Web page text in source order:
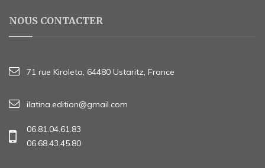
NOUS CONTACTER
71 rue Kiroleta, 64480 Ustaritz, France
ilatina.edition@gmail.com
06.81.04.61.83
06.68.43.45.80